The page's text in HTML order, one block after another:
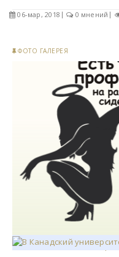
06-мар, 2018 0 мнений
ФОТО ГАЛЕРЕЯ